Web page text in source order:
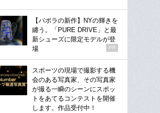
【バボラの新作】NYの輝きを
纏う。「PURE DRIVE」と最
新シューズに限定モデルが登
場
PR
スポーツの現場で撮影する機
会のある写真家、その写真家
が撮る一瞬のシーンにスポッ
トをあてるコンテストを開催
します。作品受付中！